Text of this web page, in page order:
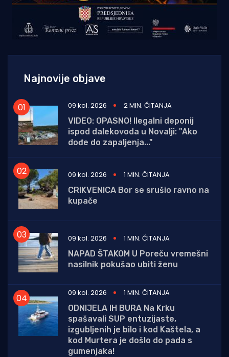
Najnovije objave
09 kol. 2026
2 MIN. ČITANJA
VIDEO: OPASNO! Ilegalni deponij
ispod dalekovoda u Novalji: "Ako
dođe do zapaljenja..."
09 kol. 2026
1 MIN. ČITANJA
CRIKVENICA Bor se srušio ravno na
kupače
09 kol. 2026
1 MIN. ČITANJA
NAPAD ŠTAKOM U Poreču vremešni
nasilnik pokušao ubiti ženu
09 kol. 2026
1 MIN. ČITANJA
ODNIJELA IH BURA Na Krku
spašavali SUP entuzijaste,
izgubljenih je bilo i kod Kaštela, a
kod Murtera je došlo do pada s
gumenjaka!